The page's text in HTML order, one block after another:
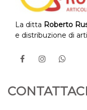
La ditta Roberto
e distribuzione di
CONTATTACI